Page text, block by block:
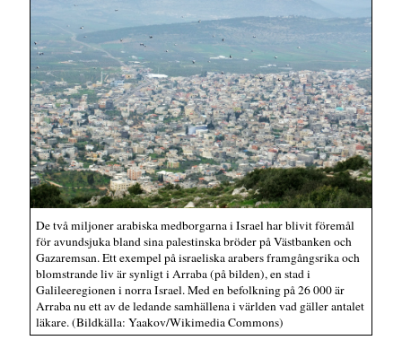
De två miljoner arabiska medborgarna i Israel har blivit föremål
för avundsjuka bland sina palestinska bröder på Västbanken och
Gazaremsan. Ett exempel på israeliska arabers framgångsrika och
blomstrande liv är synligt i Arraba (på bilden), en stad i
Galileeregionen i norra Israel. Med en befolkning på 26 000 är
Arraba nu ett av de ledande samhällena i världen vad gäller antalet
läkare. (Bildkälla: Yaakov/Wikimedia Commons)